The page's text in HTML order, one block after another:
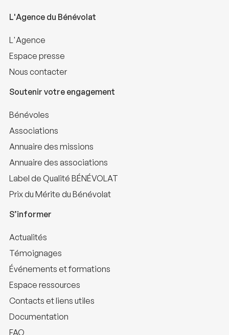
L'Agence du Bénévolat
L'Agence
Espace presse
Nous contacter
Soutenir votre engagement
Bénévoles
Associations
Annuaire des missions
Annuaire des associations
Label de Qualité BÉNÉVOLAT
Prix du Mérite du Bénévolat
S’informer
Actualités
Témoignages
Événements et formations
Espace ressources
Contacts et liens utiles
Documentation
FAQ